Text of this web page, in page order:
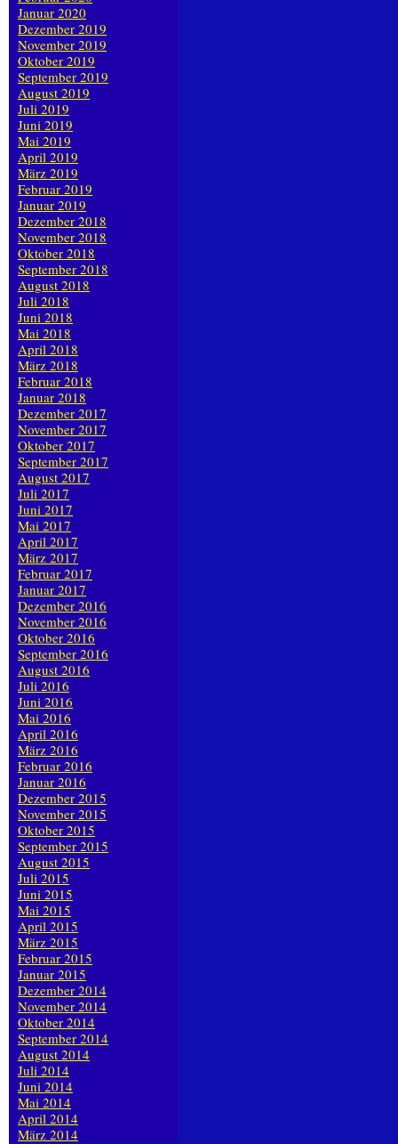
Januar 2020
Dezember 2019
November 2019
Oktober 2019
September 2019
August 2019
Juli 2019
Juni 2019
Mai 2019
April 2019
März 2019
Februar 2019
Januar 2019
Dezember 2018
November 2018
Oktober 2018
September 2018
August 2018
Juli 2018
Juni 2018
Mai 2018
April 2018
März 2018
Februar 2018
Januar 2018
Dezember 2017
November 2017
Oktober 2017
September 2017
August 2017
Juli 2017
Juni 2017
Mai 2017
April 2017
März 2017
Februar 2017
Januar 2017
Dezember 2016
November 2016
Oktober 2016
September 2016
August 2016
Juli 2016
Juni 2016
Mai 2016
April 2016
März 2016
Februar 2016
Januar 2016
Dezember 2015
November 2015
Oktober 2015
September 2015
August 2015
Juli 2015
Juni 2015
Mai 2015
April 2015
März 2015
Februar 2015
Januar 2015
Dezember 2014
November 2014
Oktober 2014
September 2014
August 2014
Juli 2014
Juni 2014
Mai 2014
April 2014
März 2014